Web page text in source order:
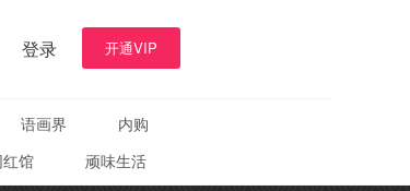
登录 开通VIP
语画界
内购
红馆 顽味生活